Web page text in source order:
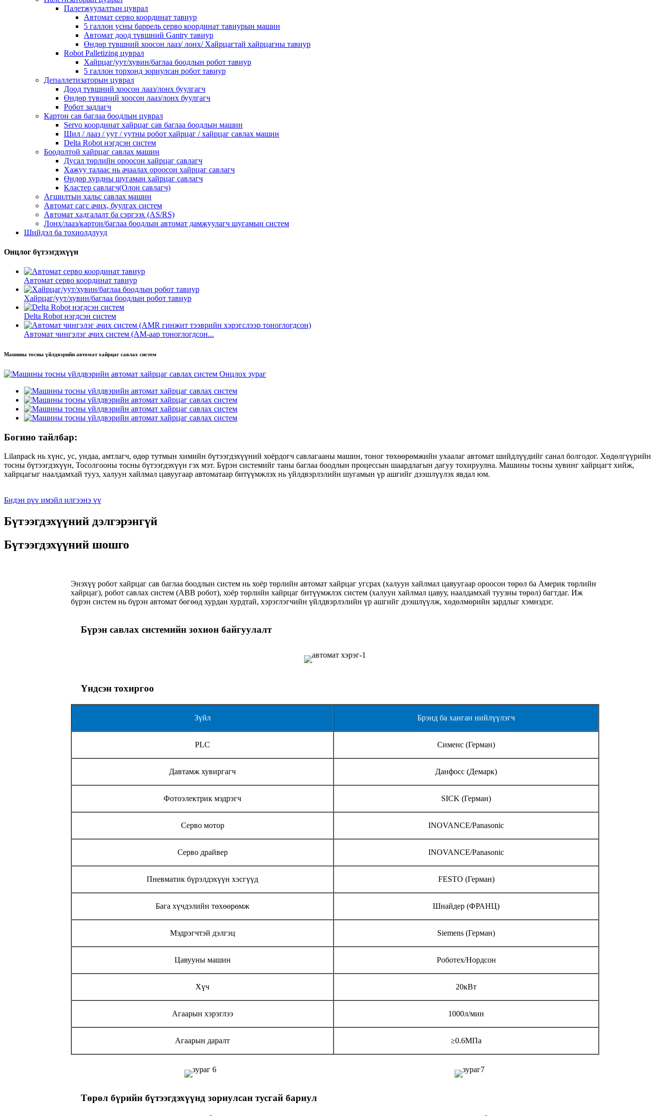
Палетжуулалтын цуврал
Автомат серво координат тавиур
5 галлон усны баррель серво координат тавиурын машин
Автомат доод түвшний Gantry тавиур
Өндөр түвшний хоосон лааз/ лонх/ Хайрцагтай хайрцагны тавиур
Robot Palletizing цуврал
Хайрцаг/уут/хувин/баглаа боодлын робот тавиур
5 галлон торхонд зориулсан робот тавиур
Депаллетизаторын цуврал
Доод түвшний хоосон лааз/лонх буулгагч
Өндөр түвшний хоосон лааз/лонх буулгагч
Робот задлагч
Картон сав баглаа боодлын цуврал
Servo координат хайрцаг сав баглаа боодлын машин
Шил / лааз / уут / уутны робот хайрцаг / хайрцаг савлах машин
Delta Robot нэгдсэн систем
Боодолтой хайрцаг савлах машин
Дусал төрлийн ороосон хайрцаг савлагч
Хажуу талаас нь ачаалах ороосон хайрцаг савлагч
Өндөр хурдны шугаман хайрцаг савлагч
Кластер савлагч(Олон савлагч)
Агшилтын хальс савлах машин
Автомат сагс ачих, буулгах систем
Автомат хадгалалт ба сэргээх (AS/RS)
Лонх/лааз/картон/баглаа боодлын автомат дамжуулагч шугамын систем
Шийдэл ба тохиолдлууд
Онцлог бүтээгдэхүүн
Автомат серво координат тавиур
Хайрцаг/уут/хувин/баглаа боодлын робот тавиур
Delta Robot нэгдсэн систем
Автомат чингэлэг ачих систем (AM-аар тоноглогдсон...
Машины тосны үйлдвэрийн автомат хайрцаг савлах систем
Богино тайлбар:
Lilanpack нь хүнс, ус, ундаа, амтлагч, өдөр тутмын химийн бүтээгдэхүүний хоёрдогч савлагааны машин, тоног төхөөрөмжийн ухаалаг автомат шийдлүүдийг санал болгодог. Хөдөлгүүрийн
тосны бүтээгдэхүүн, Тосолгооны тосны бүтээгдэхүүн гэх мэт. Бүрэн системийг таны баглаа боодлын процессын шаардлагын дагуу тохируулна. Машины тосны хувинг хайрцагт хийж,
хайрцагыг наалдамхай тууз, халуун хайлмал цавуугаар автоматаар битүүмжлэх нь үйлдвэрлэлийн шугамын үр ашгийг дээшлүүлэх явдал юм.
Бидэн рүү имэйл илгээнэ үү
Бүтээгдэхүүний дэлгэрэнгүй
Бүтээгдэхүүний шошго
Энэхүү робот хайрцаг сав баглаа боодлын систем нь хоёр төрлийн автомат хайрцаг угсрах (халуун хайлмал цавуугаар ороосон төрөл ба Америк төрлийн
хайрцаг), робот савлах систем (ABB робот), хоёр төрлийн хайрцаг битүүмжлэх систем (халуун хайлмал цавуу, наалдамхай туузны төрөл) багтдаг. Иж
бүрэн систем нь бүрэн автомат бөгөөд хурдан хурдтай, хэрэглэгчийн үйлдвэрлэлийн үр ашгийг дээшлүүлж, хөдөлмөрийн зардлыг хэмнэдэг.
Бүрэн савлах системийн зохион байгуулалт
Үндсэн тохиргоо
Зүйл Брэнд ба ханган нийлүүлэгч
PLC Сименс (Герман)
Давтамж хувиргагч Данфосс (Демарк)
Фотоэлектрик мэдрэгч SICK (Герман)
Серво мотор INOVANCE/Panasonic
Серво драйвер INOVANCE/Panasonic
Пневматик бүрэлдэхүүн хэсгүүд FESTO (Герман)
Бага хүчдэлийн төхөөрөмж Шнайдер (ФРАНЦ)
Мэдрэгчтэй дэлгэц Siemens (Герман)
Цавууны машин Роботех/Нордсон
Хүч 20кВт
Агаарын хэрэглээ 1000л/мин
Агаарын даралт ≥0.6МПа
Төрөл бүрийн бүтээгдэхүүнд зориулсан тусгай бариул